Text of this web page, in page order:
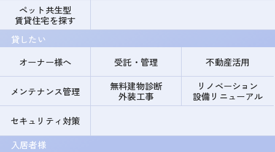
ペット共生型
賃貸住宅を探す
貸したい
オーナー様へ
受託・管理 不動産活用
メンテナンス管理
無料建物診断
外装工事
リノベーション
設備リニューアル
セキュリティ対策
入居者様